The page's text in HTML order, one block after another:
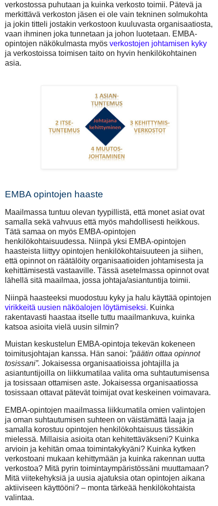
verkostossa puhutaan ja kuinka verkosto toimii. Pätevä ja
merkittävä verkoston jäsen ei ole vain tekninen solmukohta
ja jokin titteli jostakin verkostoon kuuluvasta organisaatiosta,
vaan ihminen joka tunnetaan ja johon luotetaan. EMBA-
opintojen näkökulmasta myös verkostojen johtamisen kyky
ja verkostoissa toimisen taito on hyvin henkilökohtainen
asia.
EMBA opintojen haaste
Maailmassa tuntuu olevan tyypillistä, että monet asiat ovat
samalla sekä vahvuus että myös mahdollisesti heikkous.
Tätä samaa on myös EMBA-opintojen
henkilökohtaisuudessa. Niinpä yksi EMBA-opintojen
haasteista liittyy opintojen henkilökohtaisuuteen ja siihen,
että opinnot on räätälöity organisaatioiden johtamisesta ja
kehittämisestä vastaaville. Tässä asetelmassa opinnot ovat
lähellä sitä maailmaa, jossa johtaja/asiantuntija toimii.
Niinpä haasteeksi muodostuu kyky ja halu käyttää opintojen
virikkeitä uusien näköalojen löytämiseksi. Kuinka
rakentavasti haastaa itselle tuttu maailmankuva, kuinka
katsoa asioita vielä uusin silmin?
Muistan keskustelun EMBA-opintoja tekevän kokeneen
toimitusjohtajan kanssa. Hän sanoi: ”päätin ottaa opinnot
tosissani”. Jokaisessa organisaatioissa johtajilla ja
asiantuntijoilla on liikkumatilaa valita oma suhtautumisensa
ja tosissaan ottamisen aste. Jokaisessa organisaatiossa
tosissaan ottavat pätevät toimijat ovat keskeinen voimavara.
EMBA-opintojen maailmassa liikkumatila omien valintojen
ja oman suhtautumisen suhteen on väistämättä laaja ja
samalla korostuu opintojen henkilökohtaisuus tässäkin
mielessä. Millaisia asioita otan kehitettäväkseni? Kuinka
arvioin ja kehitän omaa toimintakykyäni? Kuinka kytken
verkostoani mukaan kehittymään ja kuinka rakennan uutta
verkostoa? Mitä pyrin toimintaympäristössäni muuttamaan?
Mitä viitekehyksiä ja uusia ajatuksia otan opintojen aikana
aktiiviseen käyttööni? – monta tärkeää henkilökohtaista
valintaa.